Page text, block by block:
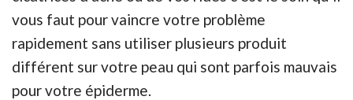
vous faut pour vaincre votre problème
rapidement sans utiliser plusieurs produit
différent sur votre peau qui sont parfois mauvais
pour votre épiderme.